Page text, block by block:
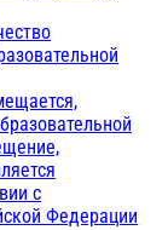
с
Федерации